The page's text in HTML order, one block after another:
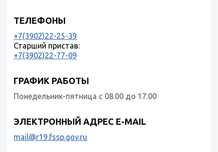
ТЕЛЕФОНЫ
+7(3902)22-25-39
Старший пристав:
+7(3902)22-77-09
ГРАФИК РАБОТЫ
Понедельник-пятница с 08.00 до 17.00
ЭЛЕКТРОННЫЙ АДРЕС E-MAIL
mail@r19.fssp.gov.ru